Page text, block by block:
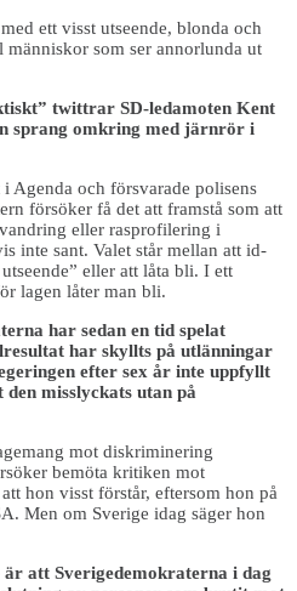
ett visst utseende, blonda och
som ser annorlunda ut
twittrar SD-ledamoten Kent
sprang omkring med järnrör i
Agenda och försvarade polisens
försöker få det att framstå som att
eller rasprofilering i
inte sant. Valet står mellan att id-
eller att låta bli. I ett
lagen låter man bli.
har sedan en tid spelat
har skyllts på utlänningar
efter sex år inte uppfyllt
misslyckats utan på
mot diskriminering
bemöta kritiken mot
hon visst förstår, eftersom hon på
Men om Sverige idag säger hon
att Sverigedemokraterna i dag